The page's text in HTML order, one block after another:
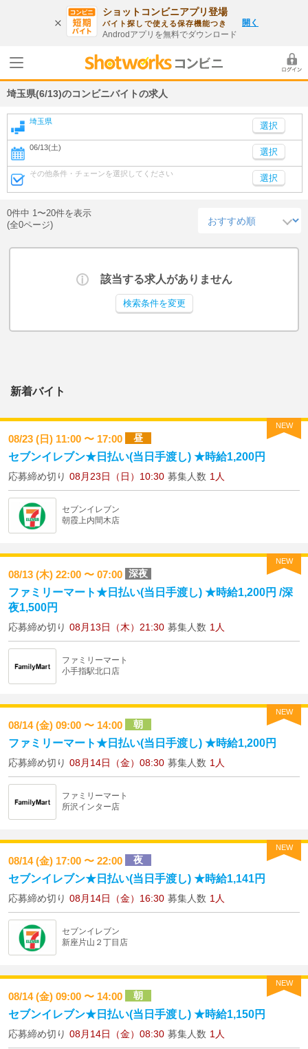
ショットコンビニアプリ登場
バイト探しで使える保存機能つき
Androdアプリを無料でダウンロード
開く
埼玉県(6/13)のコンビニバイトの求人
埼玉県
06/13(土) 選択
その他条件・チェーンを選択してください 選択
0件中 1〜20件を表示
(全0ページ)
該当する求人がありません
検索条件を変更
新着バイト
NEW
08/23 (日) 11:00 〜 17:00 昼
セブンイレブン★日払い(当日手渡し) ★時給1,200円
応募締め切り 08月23日（日）10:30 募集人数 1人
セブンイレブン
朝霞上内間木店
NEW
08/13 (木) 22:00 〜 07:00 深夜
ファミリーマート★日払い(当日手渡し) ★時給1,200円 /深
夜1,500円
応募締め切り 08月13日（木）21:30 募集人数 1人
ファミリーマート
小手指駅北口店
NEW
08/14 (金) 09:00 〜 14:00 朝
ファミリーマート★日払い(当日手渡し) ★時給1,200円
応募締め切り 08月14日（金）08:30 募集人数 1人
ファミリーマート
所沢インター店
NEW
08/14 (金) 17:00 〜 22:00 夜
セブンイレブン★日払い(当日手渡し) ★時給1,141円
応募締め切り 08月14日（金）16:30 募集人数 1人
セブンイレブン
新座片山２丁目店
NEW
08/14 (金) 09:00 〜 14:00 朝
セブンイレブン★日払い(当日手渡し) ★時給1,150円
応募締め切り 08月14日（金）08:30 募集人数 1人